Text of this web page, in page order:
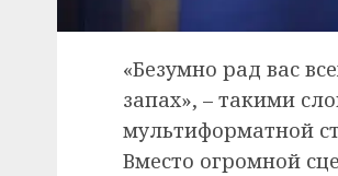
«Безумно рад вас
запах», – такими
мультиформатной
Вместо огромной